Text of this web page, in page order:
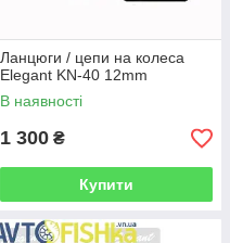
Ланцюги / цепи на колеса
Elegant KN-40 12mm
В наявності
1 300 ₴
Купити